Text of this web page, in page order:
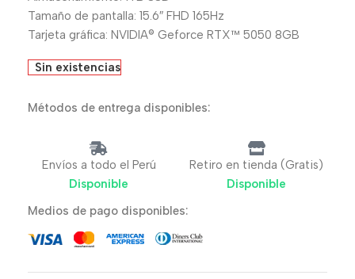
Tamaño de pantalla: 15.6″ FHD 165Hz
Tarjeta gráfica: NVIDIA® Geforce RTX™ 5050 8GB
Sin existencias
Métodos de entrega disponibles:
Envíos a todo el Perú
Disponible
Retiro en tienda (Gratis)
Disponible
Medios de pago disponibles: